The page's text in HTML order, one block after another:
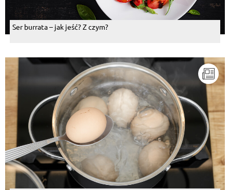
Ser burrata – jak jeść? Z czym?